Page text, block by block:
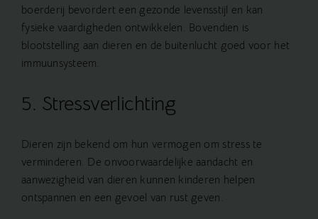
boerderij bevordert een gezonde levensstijl en kan
fysieke vaardigheden ontwikkelen. Bovendien is
blootstelling aan dieren en de buitenlucht goed voor het
immuunsysteem.
5. Stressverlichting
Dieren zijn bekend om hun vermogen om stress te
verminderen. De onvoorwaardelijke aandacht en
aanwezigheid van dieren kunnen kinderen helpen
ontspannen en een gevoel van rust geven.